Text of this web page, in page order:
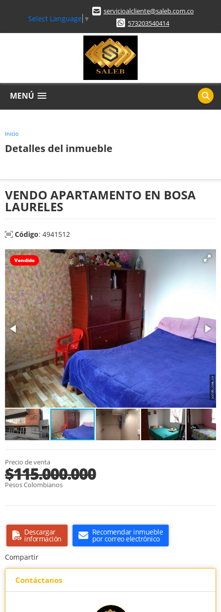
Select Language ▼
servicioalcliente@saleb.com.co
573203540414
MENÚ
Inicio
Detalles del inmueble
VENDO APARTAMENTO EN BOSA
LAURELES
Código: 4941512
Vendido
Precio de venta
$115.000.000
Pesos Colombianos
Descargar
información
Recomendar inmueble
por correo electrónico
Compartir
Contáctanos